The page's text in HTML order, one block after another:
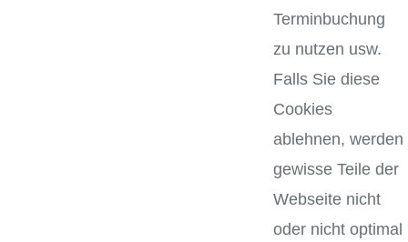
Terminbuchung
zu nutzen usw.
Falls Sie diese
Cookies
ablehnen, werden
gewisse Teile der
Webseite nicht
oder nicht optimal